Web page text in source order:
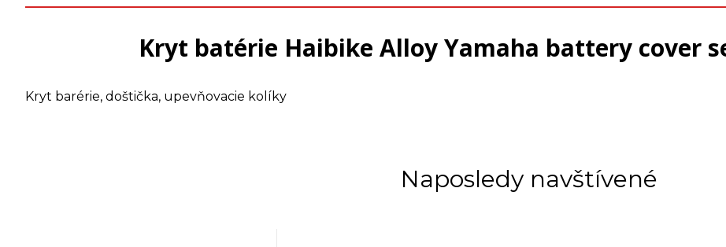
Kryt batérie Haibike Alloy Yamaha battery cover
Kryt barérie, doštička, upevňovacie kolíky
Naposledy navštívené